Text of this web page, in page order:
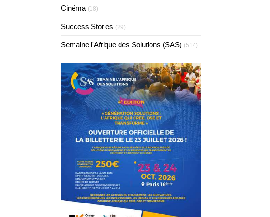
Cinéma (18)
Success Stories (29)
Semaine l'Afrique des Solutions (SAS) (514)